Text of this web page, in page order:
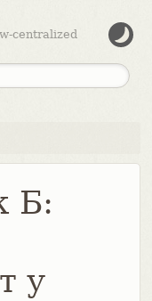
centralized
Б:
у